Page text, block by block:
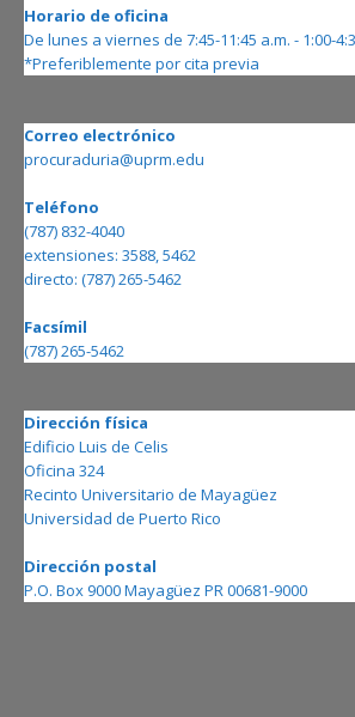
Horario de oficina
De lunes a viernes de 7:45-11:45 a.m. - 1:00-
*Preferiblemente por cita previa
Correo electrónico
procuraduria@uprm.edu
Teléfono
(787) 832-4040
extensiones: 3588, 5462
directo: (787) 265-5462
Facsímil
(787) 265-5462
Dirección física
Edificio Luis de Celis
Oficina 324
Recinto Universitario de Mayagüez
Universidad de Puerto Rico
Dirección postal
P.O. Box 9000 Mayagüez PR 00681-9000